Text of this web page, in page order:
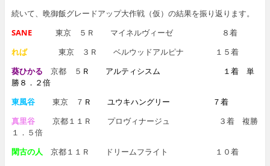
続いて、晩御飯グレードアップ大作戦（仮）の結果を振り返ります。
SANE東京 ５Ｒ マイネルヴィーゼ ８着
れば東京 ３Ｒ ベルウッドアルピナ １５着
葵ひかる 京都 ５ Ｒ アルティシスム １着単
勝８．２倍
東風谷東京 ７ Ｒ ユウキハングリー ７着
真里谷京都１１Ｒ プロヴィナージュ ３着複勝
１．５倍
閑古の人 京都１１Ｒ ドリームフライト １０着